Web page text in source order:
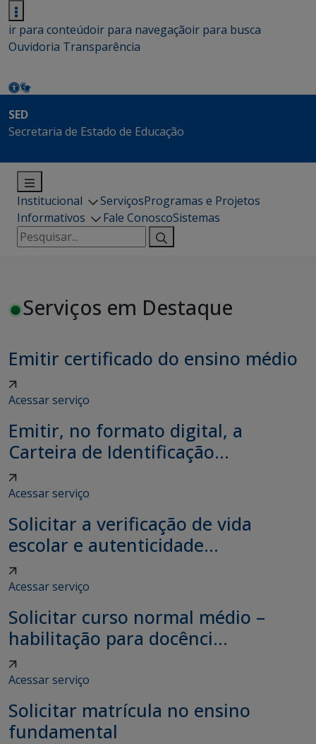
ir para conteúdoir para navegaçãoir para busca
Ouvidoria Transparência
SED
Secretaria de Estado de Educação
Institucional ServiçosProgramas e Projetos
Informativos
Fale ConoscoSistemas
Pesquisar
por:
Serviços em Destaque
Emitir certificado do ensino médio
Acessar serviço
Emitir, no formato digital, a
Carteira de Identificação...
Acessar serviço
Solicitar a verificação de vida
escolar e autenticidade...
Acessar serviço
Solicitar curso normal médio –
habilitação para docênci...
Acessar serviço
Solicitar matrícula no ensino
fundamental